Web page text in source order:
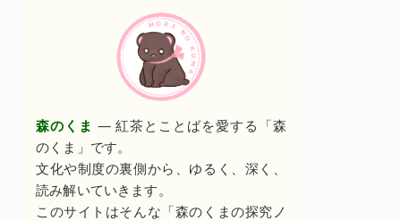
森のくま — 紅茶とことばを愛する「森
のくま」です。
文化や制度の裏側から、ゆるく、深く、
読み解いていきます。
このサイトはそんな「森のくまの探究ノ